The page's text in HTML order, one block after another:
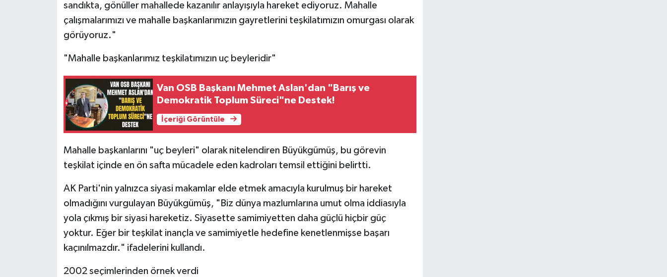
sandıkta, gönüller mahallede kazanılır anlayışıyla hareket ediyoruz. Mahalle
çalışmalarımızı ve mahalle başkanlarımızın gayretlerini teşkilatımızın omurgası olarak
görüyoruz."
"Mahalle başkanlarımız teşkilatımızın uç beyleridir"
Van OSB Başkanı Mehmet Aslan'dan "Barış ve
Demokratik Toplum Süreci"ne Destek!
İçeriği Görüntüle
Mahalle başkanlarını "uç beyleri" olarak nitelendiren Büyükgümüş, bu görevin
teşkilat içinde en ön safta mücadele eden kadroları temsil ettiğini belirtti.
AK Parti'nin yalnızca siyasi makamlar elde etmek amacıyla kurulmuş bir hareket
olmadığını vurgulayan Büyükgümüş, "Biz dünya mazlumlarına umut olma iddiasıyla
yola çıkmış bir siyasi hareketiz. Siyasette samimiyetten daha güçlü hiçbir güç
yoktur. Eğer bir teşkilat inançla ve samimiyetle hedefine kenetlenmişse başarı
kaçınılmazdır." ifadelerini kullandı.
2002 seçimlerinden örnek verdi